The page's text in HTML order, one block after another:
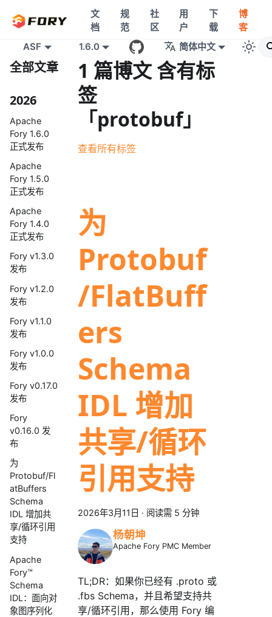
文
档
规
范
社
区
用
户
下
载
博
客
ASF
1.6.0 简体中文
全部文章
2026
Apache
Fory 1.6.0
正式发布
Apache
Fory 1.5.0
正式发布
Apache
Fory 1.4.0
正式发布
Fory v1.3.0
发布
Fory v1.2.0
发布
Fory v1.1.0
发布
Fory v1.0.0
发布
Fory v0.17.0
发布
Fory
v0.16.0 发
布
为
Protobuf/Fl
atBuffers
Schema
IDL 增加共
享/循环引用
支持
Apache
Fory™
Schema
IDL：面向对
象图序列化
1 篇博文 含有标
签
「protobuf」
查看所有标签
为
Protobuf
/FlatBuff
ers
Schema
IDL 增加
共享/循环
引用支持
2026年3月11日 · 阅读需 5 分钟
杨朝坤
Apache Fory PMC Member
TL;DR：如果你已经有 .proto 或
.fbs Schema，并且希望支持共
享/循环引用，那么使用 Fory 编